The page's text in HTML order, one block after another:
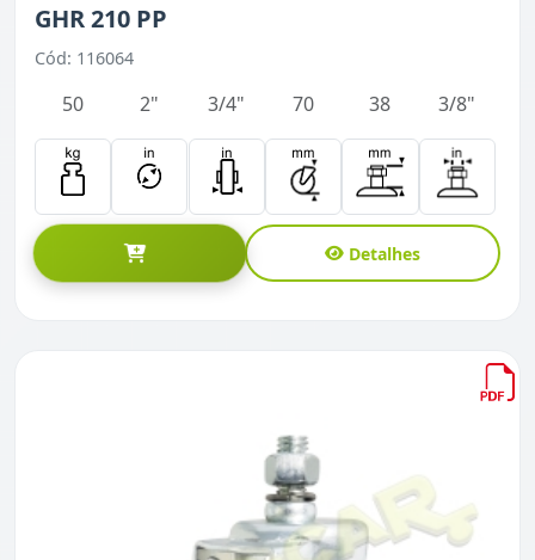
GHR 210 PP
Cód: 116064
50 2" 3/4" 70 38 3/8"
Detalhes